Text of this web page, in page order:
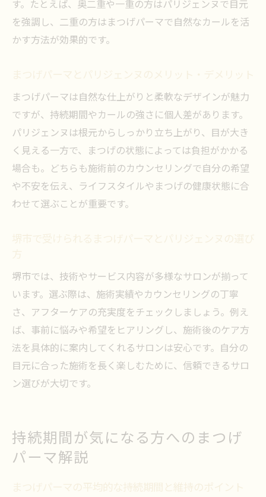
す。たとえば、奥二重や一重の方はパリジェンヌで目元
を強調し、二重の方はまつげパーマで自然なカールを活
かす方法が効果的です。
まつげパーマとパリジェンヌのメリット・デメリット
まつげパーマは自然な仕上がりと柔軟なデザインが魅力
ですが、持続期間やカールの強さに個人差があります。
パリジェンヌは根元からしっかり立ち上がり、目が大き
く見える一方で、まつげの状態によっては負担がかかる
場合も。どちらも施術前のカウンセリングで自分の希望
や不安を伝え、ライフスタイルやまつげの健康状態に合
わせて選ぶことが重要です。
堺市で受けられるまつげパーマとパリジェンヌの選び
方
堺市では、技術やサービス内容が多様なサロンが揃って
います。選ぶ際は、施術実績やカウンセリングの丁寧
さ、アフターケアの充実度をチェックしましょう。例え
ば、事前に悩みや希望をヒアリングし、施術後のケア方
法を具体的に案内してくれるサロンは安心です。自分の
目元に合った施術を長く楽しむために、信頼できるサロ
ン選びが大切です。
持続期間が気になる方へのまつげ
パーマ解説
まつげパーマの平均的な持続期間と維持のポイント